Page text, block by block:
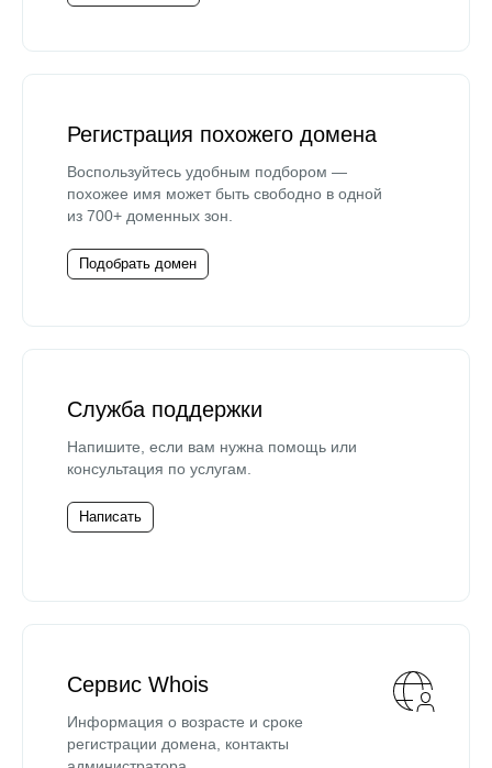
Регистрация похожего домена
Воспользуйтесь удобным подбором —
похожее имя может быть свободно в одной
из 700+ доменных зон.
Подобрать домен
Служба поддержки
Напишите, если вам нужна помощь или
консультация по услугам.
Написать
Сервис Whois
Информация о возрасте и сроке
регистрации домена, контакты